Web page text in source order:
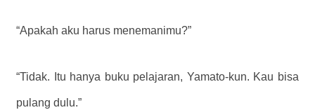
“Apakah aku harus menemanimu?”
“Tidak. Itu hanya buku pelajaran, Yamato-kun. Kau bisa
pulang dulu.”